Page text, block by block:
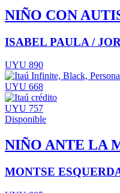
NIÑO CON
ISABEL PAULA /
UYU 890
UYU 668
UYU 757
Disponible
NIÑO ANTE LA
MONTSE